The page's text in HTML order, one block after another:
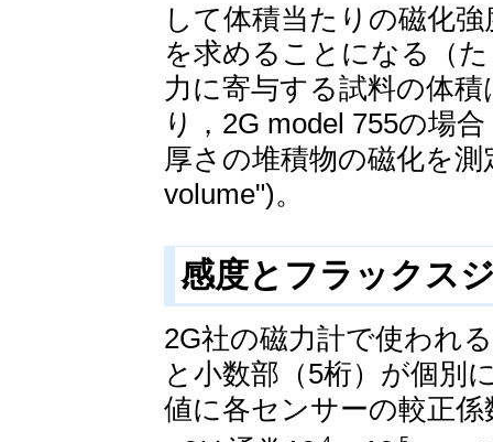
して体積当たりの磁化
を求めることになる（
力に寄与する試料の体
り，2G model 755の場
厚さの堆積物の磁化を
volume")。
感度とフラックス
2G社の磁力計で使われ
と小数部（5桁）が個別
値に各センサーの較正